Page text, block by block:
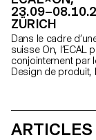
ZÜRICH
Dans le cadre
suisse On, l’ECAL
conjointement par
Design de produit,
ARTICLES